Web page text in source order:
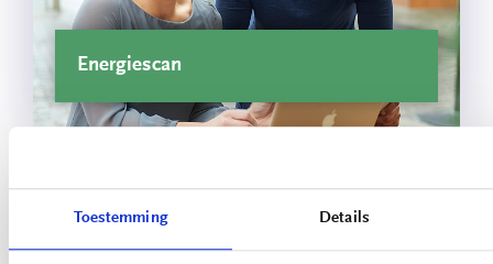
Toestemming Details
Energiescan